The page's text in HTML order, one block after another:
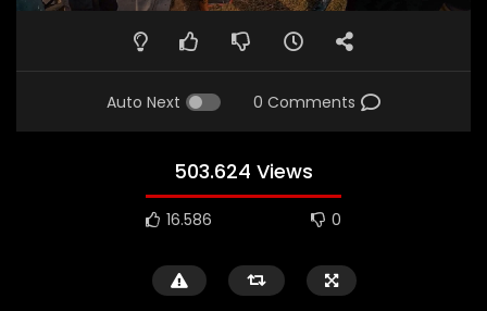
Auto Next 0 Comments
503.624 Views
16.586 0